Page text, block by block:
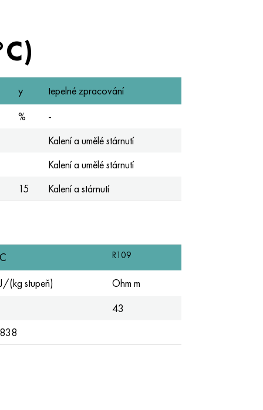
y
tepelné zpracování
%
-
Kalení a umělé stárnutí
Kalení a umělé stárnutí
15 Kalení a stárnutí
C R109
J/(kg stupeň)
Ohm m
43
838